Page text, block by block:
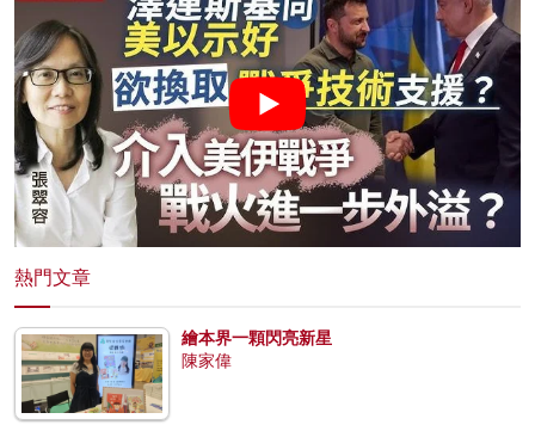
熱門文章
繪本界一顆閃亮新星
陳家偉